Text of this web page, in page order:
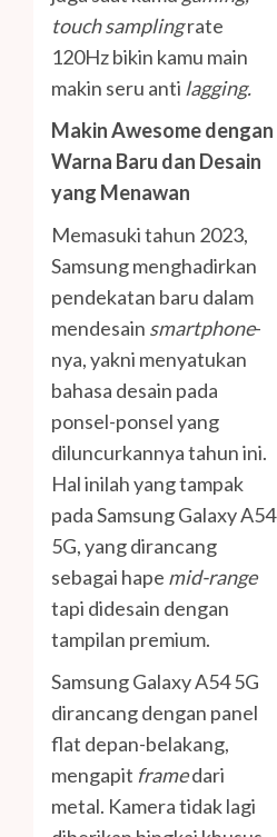
touch samplingrate
120Hz bikin kamu main
makin seru anti lagging.
Makin Awesome dengan
Warna Baru dan Desain
yang Menawan
Memasuki tahun 2023,
Samsung menghadirkan
pendekatan baru dalam
mendesain smartphone-
nya, yakni menyatukan
bahasa desain pada
ponsel-ponsel yang
diluncurkannya tahun ini.
Hal inilah yang tampak
pada Samsung Galaxy A54
5G, yang dirancang
sebagai hape mid-range
tapi didesain dengan
tampilan premium.
Samsung Galaxy A54 5G
dirancang dengan panel
flat depan-belakang,
mengapit framedari
metal. Kamera tidak lagi